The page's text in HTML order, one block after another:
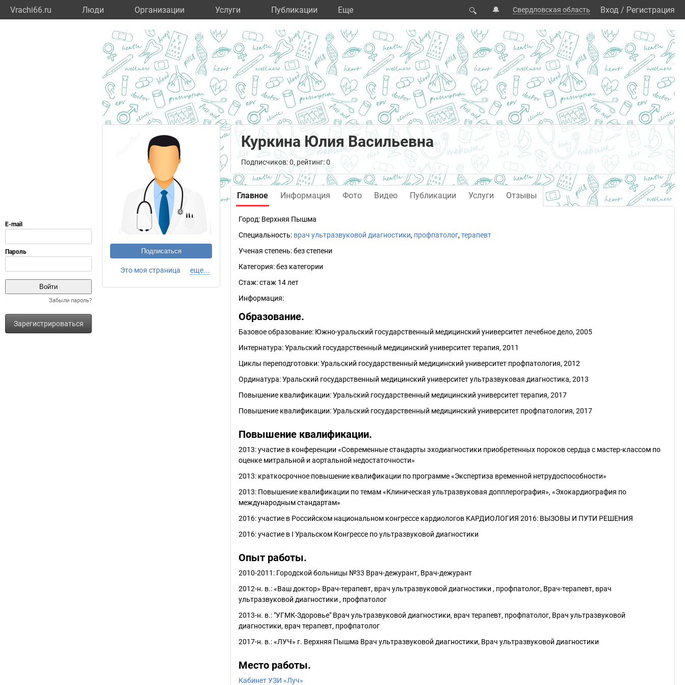
Vrachi66.ru Люди Организации Услуги Публикации Eще 🔍 🔔 Свердловская область Вход / Регистрация
Забыли пароль?
Зарегистрироваться
Подписаться
Это моя страница еще...
Куркина Юлия Васильевна
Подписчиков: 0, рейтинг: 0
Главное Информация Фото Видео Публикации Услуги Отзывы
Город: Верхняя Пышма
Специальность: врач ультразвуковой диагностики, профпатолог, терапевт
Ученая степень:без степени
Категория:без категории
Стаж:стаж 14 лет
Информация:
Образование.
Базовое образование: Южно-уральский государственный медицинский университет лечебное дело, 2005
Интернатура: Уральский государственный медицинский университет терапия, 2011
Циклы переподготовки: Уральский государственный медицинский университет профпатология, 2012
Ординатура: Уральский государственный медицинский университет ультразвуковая диагностика, 2013
Повышение квалификации: Уральский государственный медицинский университет терапия, 2017
Повышение квалификации: Уральский государственный медицинский университет профпатология, 2017
Повышение квалификации.
2013: участие в конференции «Современные стандарты эходиагностики приобретенных пороков сердца с мастер-классом по
оценке митральной и аортальной недостаточности»
2013: краткосрочное повышение квалификации по программе «Экспертиза временной нетрудоспособности»
2013: Повышение квалификации по темам «Клиническая ультразвуковая допплерография», «Эхокардиография по
международным стандартам»
2016: участие в Российском национальном конгрессе кардиологов КАРДИОЛОГИЯ 2016: ВЫЗОВЫ И ПУТИ РЕШЕНИЯ
2016: участие в I Уральском Конгрессе по ультразвуковой диагностики
Опыт работы.
2010-2011: Городской больницы №33 Врач-дежурант, Врач-дежурант
2012-н. в.: «Ваш доктор» Врач-терапевт, врач ультразвуковой диагностики , профпатолог, Врач-терапевт, врач
ультразвуковой диагностики , профпатолог
2013-н. в.: "УГМК-Здоровье" Врач ультразвуковой диагностики, врач терапевт, профпатолог, Врач ультразвуковой
диагностики, врач терапевт, профпатолог
2017-н. в.: «ЛУЧ» г. Верхняя Пышма Врач ультразвуковой диагностики, Врач ультразвуковой диагностики
Место работы.
Кабинет УЗИ «Луч»